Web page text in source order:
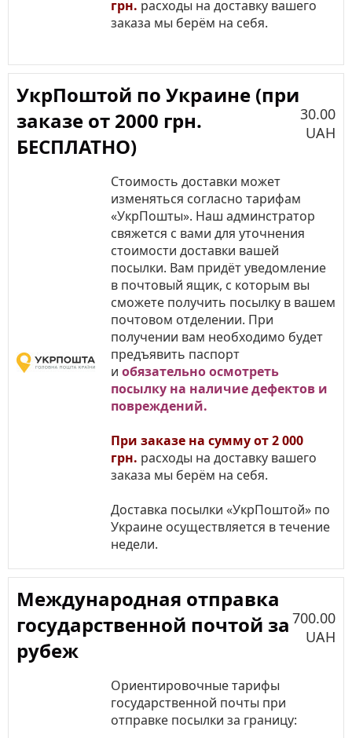
грн. расходы на доставку вашего
заказа мы берём на себя.
УкрПоштой по Украине (при
заказе от 2000 грн.
БЕСПЛАТНО)
30.00
UAH
Стоимость доставки может
изменяться согласно тарифам
«УкрПошты». Наш админстратор
свяжется с вами для уточнения
стоимости доставки вашей
посылки. Вам придёт уведомление
в почтовый ящик, с которым вы
сможете получить посылку в вашем
почтовом отделении. При
получении вам необходимо будет
предъявить паспорт
и обязательно осмотреть
посылку на наличие дефектов и
повреждений.
При заказе на сумму от 2 000
грн. расходы на доставку вашего
заказа мы берём на себя.
Доставка посылки «УкрПоштой» по
Украине осуществляется в течение
недели.
Международная отправка
государственной почтой за
рубеж
700.00
UAH
Ориентировочные тарифы
государственной почты при
отправке посылки за границу: